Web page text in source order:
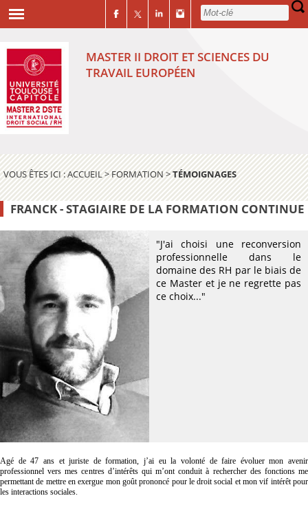
MASTER II DROIT ET SCIENCES DU
TRAVAIL EUROPÉEN
VOUS ÊTES ICI :ACCUEIL>FORMATION>TÉMOIGNAGES
FRANCK - STAGIAIRE DE LA FORMATION CONTINUE
"J'ai choisi une reconversion
professionnelle dans le
domaine des RH par le biais de
ce Master et je ne regrette pas
ce choix..."
Agé de 47 ans et juriste de formation, j’ai eu la volonté de faire évoluer mon avenir
professionnel vers mes centres d’intérêts qui m’ont conduit à rechercher des fonctions me
permettant de mettre en exergue mon goût prononcé pour le droit social et mon vif intérêt pour
les interactions sociales.